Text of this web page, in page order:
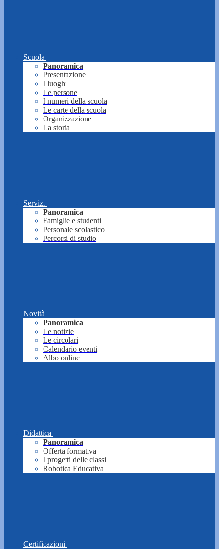
Scuola
Panoramica
Presentazione
I luoghi
Le persone
I numeri della scuola
Le carte della scuola
Organizzazione
La storia
Servizi
Panoramica
Famiglie e studenti
Personale scolastico
Percorsi di studio
Novità
Panoramica
Le notizie
Le circolari
Calendario eventi
Albo online
Didattica
Panoramica
Offerta formativa
I progetti delle classi
Robotica Educativa
Certificazioni